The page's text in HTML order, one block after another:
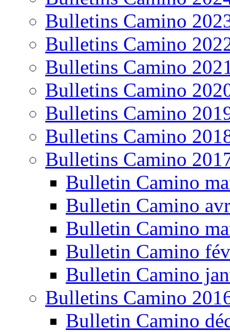
Bulletins Camino
Bulletins Camino
Bulletins Camino
Bulletins Camino
Bulletins Camino
Bulletins Camino
Bulletins Camino
Bulletin Camino
Bulletin Camino
Bulletin Camino
Bulletin Camino
Bulletin Camino
Bulletins Camino
Bulletin Camino